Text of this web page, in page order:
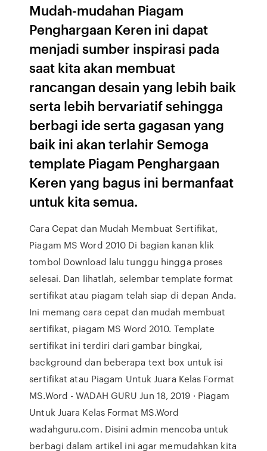
Mudah-mudahan Piagam
Penghargaan Keren ini dapat
menjadi sumber inspirasi pada
saat kita akan membuat
rancangan desain yang lebih baik
serta lebih bervariatif sehingga
berbagi ide serta gagasan yang
baik ini akan terlahir Semoga
template Piagam Penghargaan
Keren yang bagus ini bermanfaat
untuk kita semua.
Cara Cepat dan Mudah Membuat Sertifikat,
Piagam MS Word 2010 Di bagian kanan klik
tombol Download lalu tunggu hingga proses
selesai. Dan lihatlah, selembar template format
sertifikat atau piagam telah siap di depan Anda.
Ini memang cara cepat dan mudah membuat
sertifikat, piagam MS Word 2010. Template
sertifikat ini terdiri dari gambar bingkai,
background dan beberapa text box untuk isi
sertifikat atau Piagam Untuk Juara Kelas Format
MS.Word - WADAH GURU Jun 18, 2019 · Piagam
Untuk Juara Kelas Format MS.Word
wadahguru.com. Disini admin mencoba untuk
berbagi dalam artikel ini agar memudahkan kita